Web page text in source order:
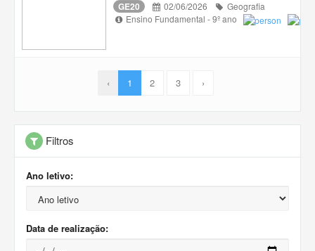
GE20 02/06/2026
Geografia
Ensino Fundamental - 9º ano
‹ 1 2 3 ›
Filtros
Ano letivo:
Data de realização: